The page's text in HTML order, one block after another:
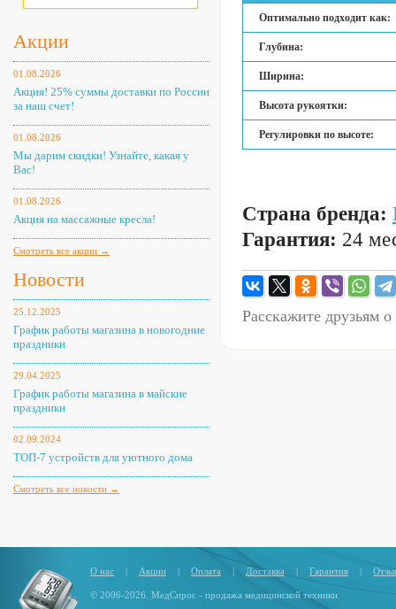
Акции
01.08.2026
Акция! 25% суммы доставки по России
за наш счет!
01.08.2026
Мы дарим скидки! Узнайте, какая у
Вас!
01.08.2026
Акция на массажные кресла!
Смотреть все акции →
Новости
25.12.2025
График работы магазина в новогодние
праздники
29.04.2025
График работы магазина в майские
праздники
02.09.2024
ТОП-7 устройств для уютного дома
Смотреть все новости →
Оптимально подходит как:
Глубина:
Ширина:
Высота рукоятки:
Регулировки по высоте:
Страна бренда:
Гарантия: 24
Расскажите друзьям
О нас | Акции | Оплата | Доставка | Гарантия |
© 2006-2026. МедСпрос - продажа медицинской техники